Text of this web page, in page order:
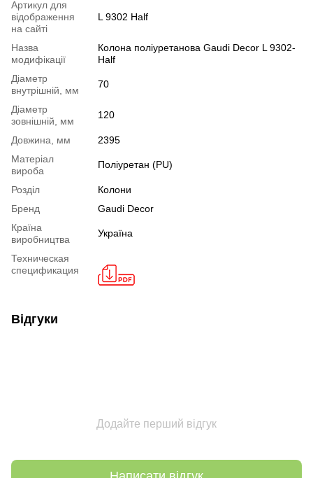
Артикул для
відображення
на сайті
L 9302 Half
Назва
модифікації
Колона поліуретанова Gaudi Decor L 9302-
Half
Діаметр
внутрішній, мм
70
Діаметр
зовнішній, мм
120
Довжина, мм
2395
Mатеріал
вироба
Поліуретан (PU)
Розділ
Колони
Бренд
Gaudi Decor
Країна
виробництва
Україна
Техническая
спецификация
Відгуки
Додайте перший відгук